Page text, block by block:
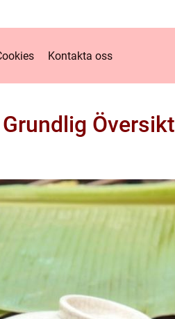
Kontakta oss
Översikt